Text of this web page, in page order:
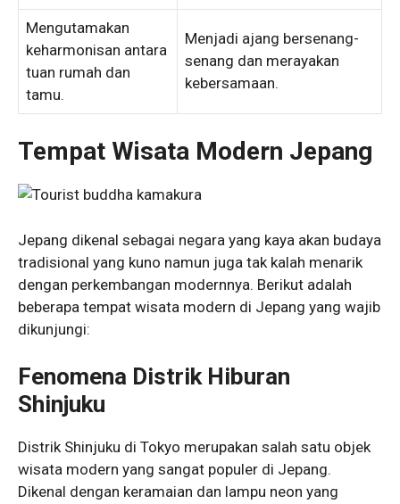
Mengutamakan
keharmonisan antara
tuan rumah dan
tamu.
Menjadi ajang bersenang-
senang dan merayakan
kebersamaan.
Tempat Wisata Modern Jepang
Jepang dikenal sebagai negara yang kaya akan budaya
tradisional yang kuno namun juga tak kalah menarik
dengan perkembangan modernnya. Berikut adalah
beberapa tempat wisata modern di Jepang yang wajib
dikunjungi:
Fenomena Distrik Hiburan
Shinjuku
Distrik Shinjuku di Tokyo merupakan salah satu objek
wisata modern yang sangat populer di Jepang.
Dikenal dengan keramaian dan lampu neon yang